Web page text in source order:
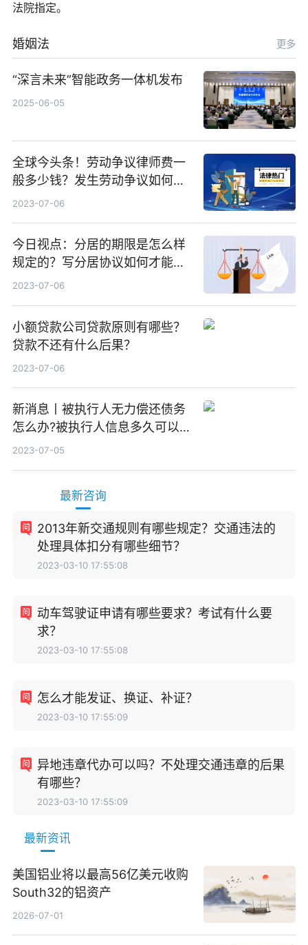
法院指定。
婚姻法 更多
“深言未来”智能政务一体机发布
2025-06-05
全球今头条！劳动争议律师费一
般多少钱？发生劳动争议如何算
工资？
2023-07-06
今日视点：分居的期限是怎么样
规定的？写分居协议如何才能有
效？
2023-07-06
小额贷款公司贷款原则有哪些？
贷款不还有什么后果？
2023-07-06
新消息丨被执行人无力偿还债务
怎么办?被执行人信息多久可以
消除?
2023-07-05
最新咨询
2013年新交通规则有哪些规定？交通违法的
处理具体扣分有哪些细节？
2023-03-10 17:55:08
动车驾驶证申请有哪些要求？考试有什么要
求？
2023-03-10 17:55:08
怎么才能发证、换证、补证？
2023-03-10 17:55:09
异地违章代办可以吗？不处理交通违章的后果
有哪些？
2023-03-10 17:55:09
最新资讯
美国铝业将以最高56亿美元收购
South32的铝资产
2026-07-01